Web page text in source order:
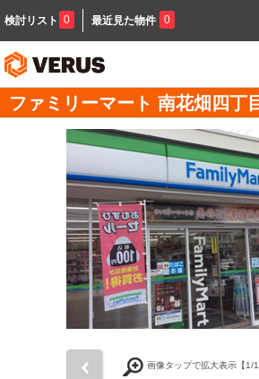
検討リスト 0 最近見た物件 0
ファミリーマート 南花畑四丁
画像タップで拡大表示【1/1